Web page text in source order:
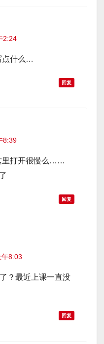
2:24
点什么…
回复
8:39
里打开很慢么……
回复
8:03
？最近上课一直没
回复